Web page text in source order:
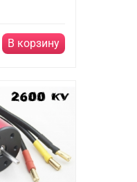
В корзину